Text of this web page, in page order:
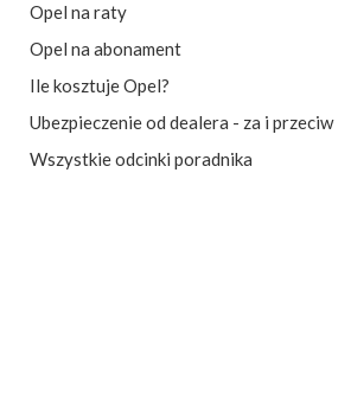
Opel na raty
Opel na abonament
Ile kosztuje Opel?
Ubezpieczenie od dealera - za i przeciw
Wszystkie odcinki poradnika